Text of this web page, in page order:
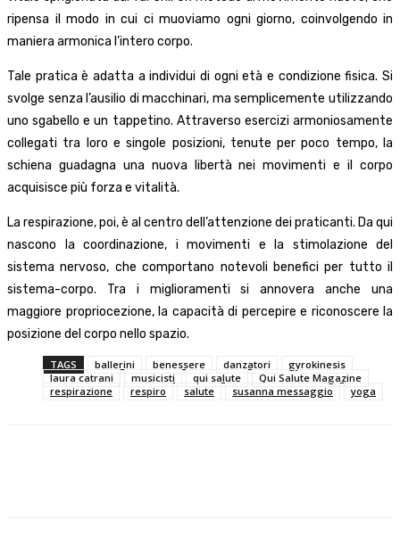
ripensa il modo in cui ci muoviamo ogni giorno, coinvolgendo in
maniera armonica l’intero corpo.
Tale pratica è adatta a individui di ogni età e condizione fisica. Si
svolge senza l’ausilio di macchinari, ma semplicemente utilizzando
uno sgabello e un tappetino. Attraverso esercizi armoniosamente
collegati tra loro e singole posizioni, tenute per poco tempo, la
schiena guadagna una nuova libertà nei movimenti e il corpo
acquisisce più forza e vitalità.
La respirazione, poi, è al centro dell’attenzione dei praticanti. Da qui
nascono la coordinazione, i movimenti e la stimolazione del
sistema nervoso, che comportano notevoli benefici per tutto il
sistema-corpo. Tra i miglioramenti si annovera anche una
maggiore propriocezione, la capacità di percepire e riconoscere la
posizione del corpo nello spazio.
TAGS ballerini benessere danzatori
gyrokinesis
laura catrani
musicisti qui salute
Qui Salute Magazine
respirazione
respiro salute susanna messaggio yoga